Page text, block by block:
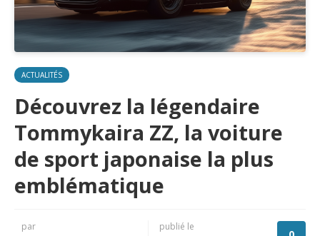
ACTUALITÉS
Découvrez la légendaire
Tommykaira ZZ, la voiture
de sport japonaise la plus
emblématique
par publié le